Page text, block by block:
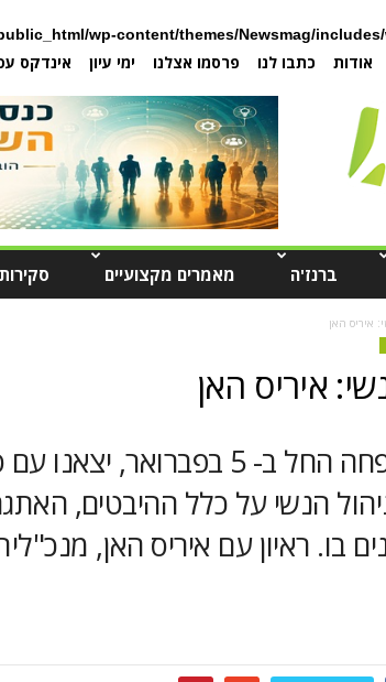
wp-content/themes/Newsmag/
אודות כתבו לנו פרסמו אצלנו ימי עיון אינדקס
ברנז'ה מאמרים מקצועיים סקירות
איריס האן
איריס האן
לקראת יום המשפחה החל ב- 5 בפברואר,
הנשי על כלל ההיבטים,
בו. ראיון עם איריס האן,